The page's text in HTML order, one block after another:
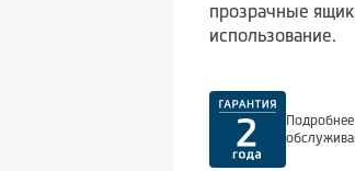
прозрачные
использование.